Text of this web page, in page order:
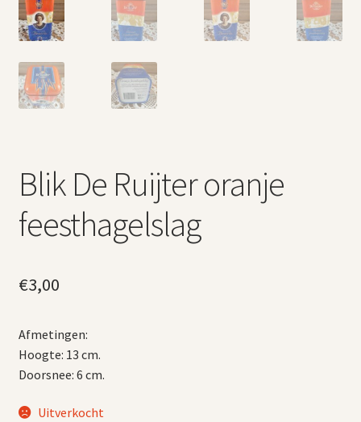
Blik De Ruijter oranje
feesthagelslag
€3,00
Afmetingen:
Hoogte: 13 cm.
Doorsnee: 6 cm.
Uitverkocht